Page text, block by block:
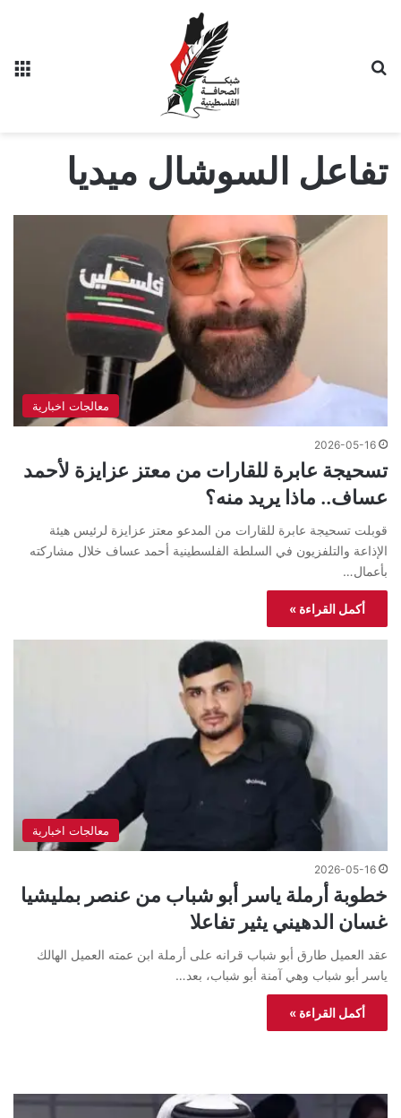
تفاعل السوشال ميديا
معالجات اخبارية
2026-05-16
تسحيجة عابرة للقارات من معتز عزايزة لأحمد
عساف.. ماذا يريد منه؟
قوبلت تسحيجة عابرة للقارات من المدعو معتز عزايزة لرئيس هيئة
الإذاعة والتلفزيون في السلطة الفلسطينية أحمد عساف خلال مشاركته
بأعمال…
أكمل القراءة »
معالجات اخبارية
2026-05-16
خطوبة أرملة ياسر أبو شباب من عنصر بمليشيا
غسان الدهيني يثير تفاعلا
عقد العميل طارق أبو شباب قرانه على أرملة ابن عمته العميل الهالك
ياسر أبو شباب وهي آمنة أبو شباب، بعد…
أكمل القراءة »